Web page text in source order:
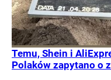
Temu, Shein i
Polaków zapytano o